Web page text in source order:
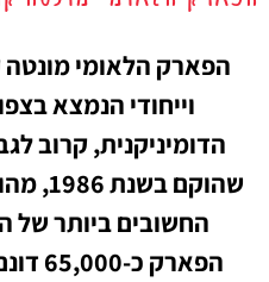
הפארק הלאומי מונטה
וייחודי הנמצא
הדומיניקנית, קרוב
שהוקם
החשובים ביותר של